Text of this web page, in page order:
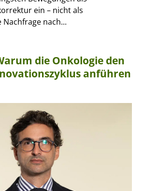
ein – nicht als
nach...
die Onkologie den
anführen